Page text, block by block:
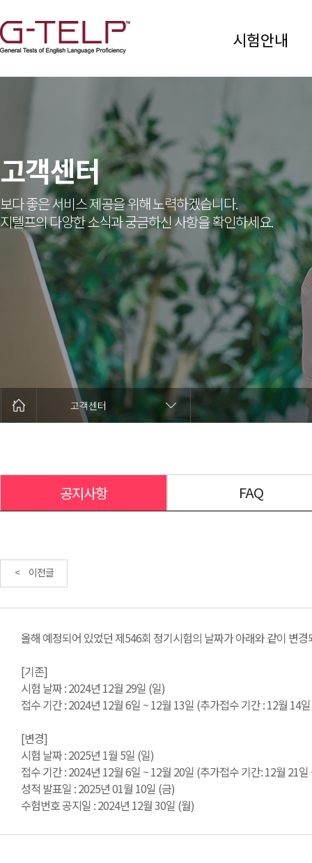
시험안내
고객센터
보다 좋은 서비스 제공을 위해 노력하겠습니다.
지텔프의 다양한 소식과 궁금하신 사항을 확인하세요.
고객센터
공지사항 FAQ
< 이전글
올해 예정되어 있었던 제546회 정기시험의 날짜가 아래와 같이 변
[기존]
시험 날짜 : 2024년 12월 29일 (일)
접수 기간 : 2024년 12월 6일 ~ 12월 13일 (추가접수 기간 : 12월 14
[변경]
시험 날짜 : 2025년 1월 5일 (일)
접수 기간 : 2024년 12월 6일 ~ 12월 20일 (추가접수 기간: 12월 21
성적 발표일 : 2025년 01월 10일 (금)
수험번호 공지일 : 2024년 12월 30일 (월)